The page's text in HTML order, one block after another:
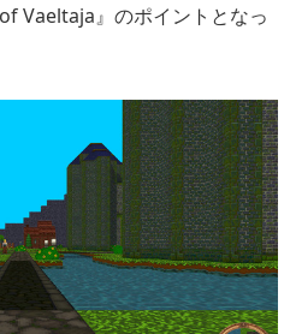
Vaeltaja』のポイントとなっ